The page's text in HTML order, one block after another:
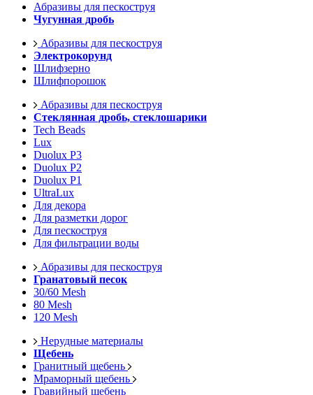
Абразивы для пескоструя
Чугунная дробь
Абразивы для пескоструя
Электрокорунд
Шлифзерно
Шлифпорошок
Абразивы для пескоструя
Стеклянная дробь, стеклошарики
Tech Beads
Lux
Duolux P3
Duolux P2
Duolux P1
UltraLux
Для декора
Для разметки дорог
Для пескоструя
Для фильтрации воды
Абразивы для пескоструя
Гранатовый песок
30/60 Mesh
80 Mesh
120 Mesh
Нерудные материалы
Щебень
Гранитный щебень
Мраморный щебень
Гравийный щебень